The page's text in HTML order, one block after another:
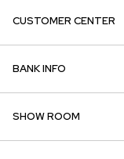
CUSTOMER CENTER
BANK INFO
SHOW ROOM